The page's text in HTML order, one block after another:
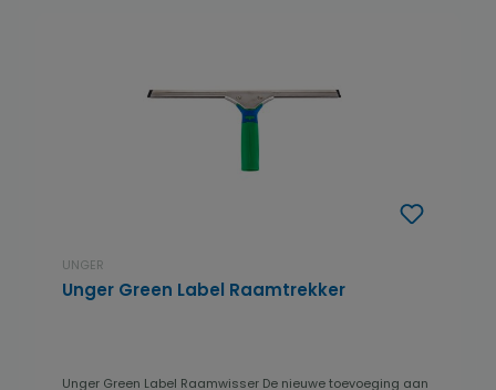
UNGER
Unger Green Label Raamtrekker
Unger Green Label Raamwisser De nieuwe toevoeging aan